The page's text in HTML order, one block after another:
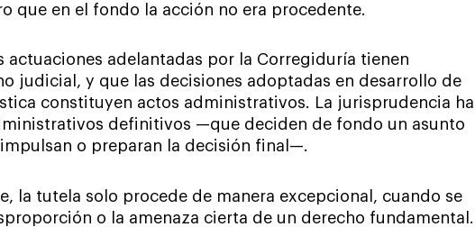
que en el fondo la acción no era procedente.
actuaciones adelantadas por la Corregiduría tienen
judicial, y que las decisiones adoptadas en desarrollo de
constituyen actos administrativos. La jurisprudencia ha
definitivos —que deciden de fondo un asunto
o preparan la decisión final—.
la tutela solo procede de manera excepcional, cuando se
o la amenaza cierta de un derecho fundamental.